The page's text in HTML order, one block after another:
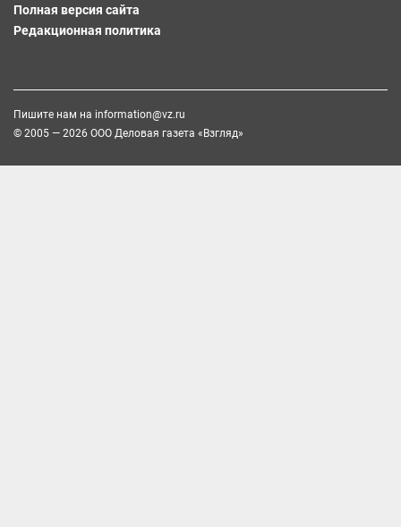
Полная версия сайта
Редакционная политика
Пишите нам на information@vz.ru
© 2005 — 2026 ООО Деловая газета «Взгляд»